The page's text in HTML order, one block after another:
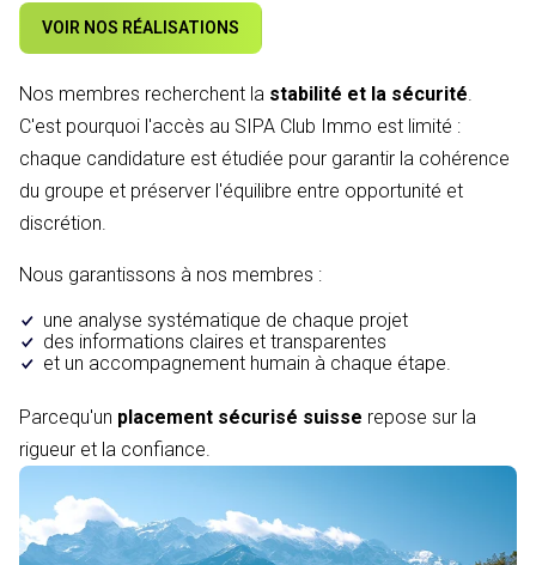
VOIR NOS RÉALISATIONS
Nos membres recherchent la stabilité et la sécurité.
C'est pourquoi l'accès au SIPA Club Immo est limité :
chaque candidature est étudiée pour garantir la cohérence
du groupe et préserver l'équilibre entre opportunité et
discrétion.
Nous garantissons à nos membres :
une analyse systématique de chaque projet
des informations claires et transparentes
et un accompagnement humain à chaque étape.
Parcequ'un placement sécurisé suisse repose sur la
rigueur et la confiance.